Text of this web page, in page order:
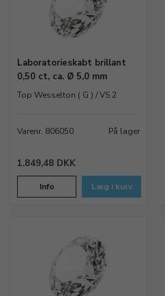
Laboratorieskabt brillant
0,50 ct, ca. Ø 5,0 mm
Top Wesselton ( G ) / VS 2
Varenr. 806050 På lager
1.849,48 DKK
Info Læg i kurv